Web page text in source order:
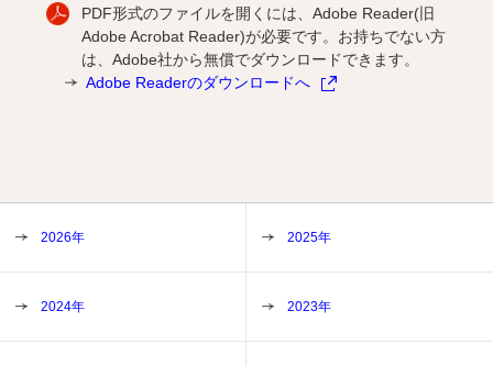
PDF形式のファイルを開くには、Adobe Reader(旧
Adobe Acrobat Reader)が必要です。お持ちでない方
は、Adobe社から無償でダウンロードできます。
Adobe Readerのダウンロードへ
2026年 2025年
2024年 2023年